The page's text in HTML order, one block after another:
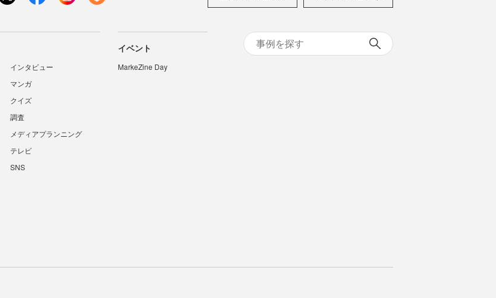
インタビュー
マンガ
クイズ
調査
メディアプランニング
テレビ
SNS
イベント
MarkeZine Day